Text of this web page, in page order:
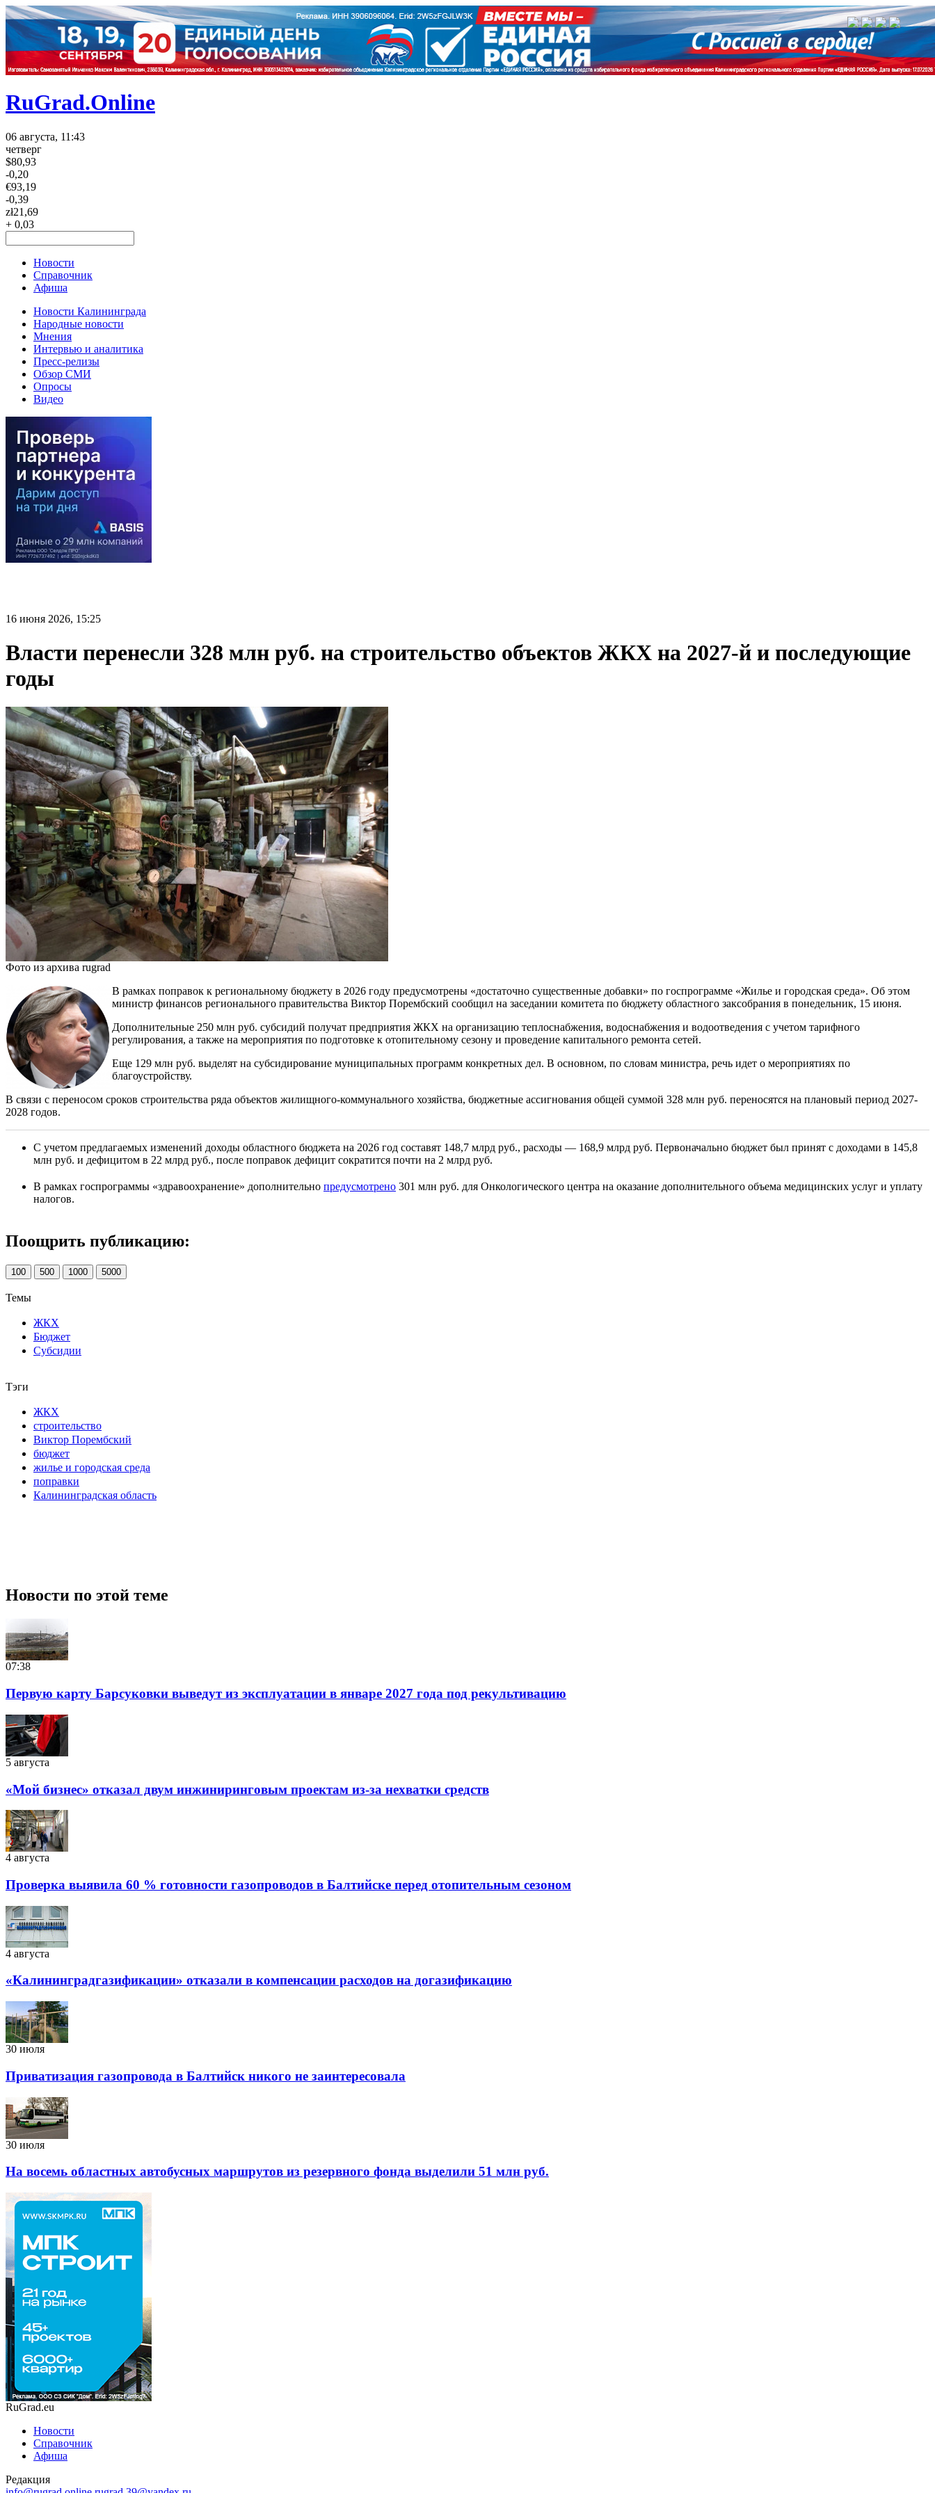
RuGrad.Online
06 августа, 11:43
четверг
$80,93
-0,20
€93,19
-0,39
zł21,69
+ 0,03
Новости
Справочник
Афиша
Новости Калининграда
Народные новости
Мнения
Интервью и аналитика
Пресс-релизы
Обзор СМИ
Опросы
Видео
16 июня 2026, 15:25
Власти перенесли 328 млн руб. на строительство объектов ЖКХ на 2027-й и последующие
годы
Фото из архива rugrad
В рамках поправок к региональному бюджету в 2026 году предусмотрены «достаточно существенные добавки» по госпрограмме «Жилье и городская среда». Об этом
министр финансов регионального правительства Виктор Порембский сообщил на заседании комитета по бюджету областного заксобрания в понедельник, 15 июня.
Дополнительные 250 млн руб. субсидий получат предприятия ЖКХ на организацию теплоснабжения, водоснабжения и водоотведения с учетом тарифного
регулирования, а также на мероприятия по подготовке к отопительному сезону и проведение капитального ремонта сетей.
Еще 129 млн руб. выделят на субсидирование муниципальных программ конкретных дел. В основном, по словам министра, речь идет о мероприятиях по
благоустройству.
В связи с переносом сроков строительства ряда объектов жилищного-коммунального хозяйства, бюджетные ассигнования общей суммой 328 млн руб. переносятся на плановый период 2027-
2028 годов.
С учетом предлагаемых изменений доходы областного бюджета на 2026 год составят 148,7 млрд руб., расходы — 168,9 млрд руб. Первоначально бюджет был принят с доходами в 145,8
млн руб. и дефицитом в 22 млрд руб., после поправок дефицит сократится почти на 2 млрд руб.
В рамках госпрограммы «здравоохранение» дополнительно предусмотрено 301 млн руб. для Онкологического центра на оказание дополнительного объема медицинских услуг и уплату
налогов.
Поощрить публикацию:
100 500 1000 5000
Темы
ЖКХ
Бюджет
Субсидии
Тэги
ЖКХ
строительство
Виктор Порембский
бюджет
жилье и городская среда
поправки
Калининградская область
Новости по этой теме
07:38
Первую карту Барсуковки выведут из эксплуатации в январе 2027 года под рекультивацию
5 августа
«Мой бизнес» отказал двум инжиниринговым проектам из-за нехватки средств
4 августа
Проверка выявила 60 % готовности газопроводов в Балтийске перед отопительным сезоном
4 августа
«Калининградгазификации» отказали в компенсации расходов на догазификацию
30 июля
Приватизация газопровода в Балтийск никого не заинтересовала
30 июля
На восемь областных автобусных маршрутов из резервного фонда выделили 51 млн руб.
RuGrad.eu
Новости
Справочник
Афиша
Редакция